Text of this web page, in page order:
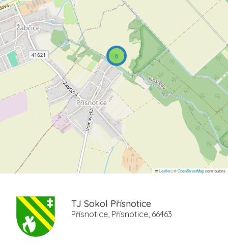
6
Leaflet|©OpenStreetMapcontributors
TJ Sokol Přísnotice
Přísnotice, Přísnotice, 66463